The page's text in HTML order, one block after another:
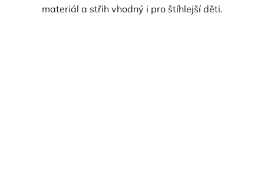
materiál a střih vhodný i pro štíhlejší děti.